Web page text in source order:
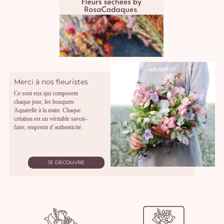
Merci à nos fleuristes
Ce sont eux qui composent
chaque jour, les bouquets
Aquarelle à la main. Chaque
création est un véritable savoir-
faire, empreint d’authenticité.
JE DÉCOUVRE